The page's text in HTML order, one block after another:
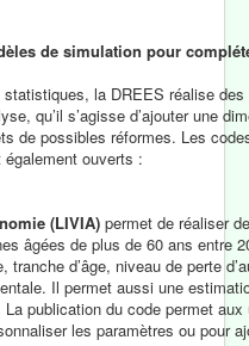
de simulation pour
la DREES réalise des
qu’il s’agisse d’ajouter une
de possibles réformes. Les
ouverts :
(LIVIA) permet de réaliser
âgées de plus de 60 ans entre
d’âge, niveau de perte
Il permet aussi une
La publication du code permet
les paramètres ou pour